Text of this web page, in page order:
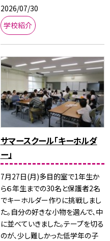
2026/07/30
学校紹介
サマースクール「キーホルダ
ー」
7月27日(月)多目的室で1年生か
ら６年生までの30名と保護者2名
でキーホルダー作りに挑戦しまし
た。自分の好きな小物を選んで、中
に並べていきました。テープを切る
のが、少し難しかった低学年の子